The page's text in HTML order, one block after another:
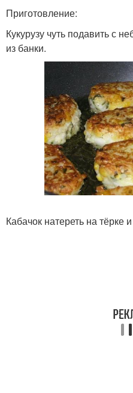
Приготовление:
Кукурузу чуть подавить с
из банки.
Кабачок натереть на тёрке